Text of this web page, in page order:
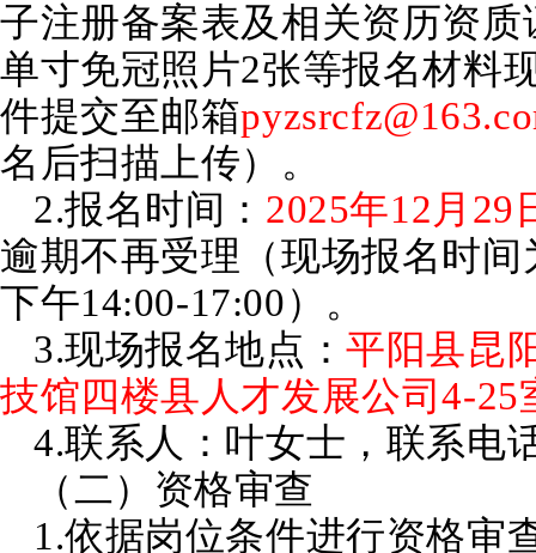
子注册备案表及相关资历资
单寸免冠照片2张等报名材料
件提交至邮箱
名后扫描上传）。
2.报名时间： 2025年12月29
逾期不再受理（现场报名时
下午14:00-17:00）。
3.现场报名地点：平阳县昆
技馆四楼县人才发展公司4-25
4.联系人：叶女士，联系电
（二）资格审查
1.依据岗位条件进行资格审